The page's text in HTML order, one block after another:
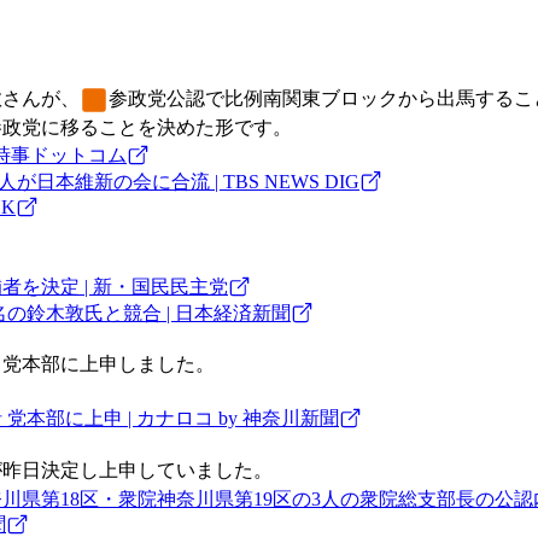
んが、 参政党公認で比例南関東ブロックから出馬する
党に移ることを決めた形です。
事ドットコム
が日本維新の会に合流 | TBS NEWS DIG
を決定 | 新・国民民主党
鈴木敦氏と競合 | 日本経済新聞
本部に上申しました。
本部に上申 | カナロコ by 神奈川新聞
日決定し上申していました。
県第18区・衆院神奈川県第19区の3人の衆院総支部長の公認